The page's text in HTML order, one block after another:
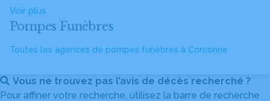
Voir plus
Pompes Funèbres
Toutes les agences de pompes funèbres à Corconne
Vous ne trouvez pas l’avis de décès recherché ?
Pour affiner votre recherche, utilisez la barre de recherche